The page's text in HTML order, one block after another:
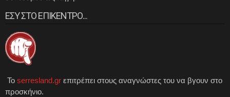
ΕΣΥ ΣΤΟ ΕΠΙΚΕΝΤΡΟ...
Το serresland.gr επιτρέπει στους αναγνώστες του να βγουν στο
προσκήνιο.